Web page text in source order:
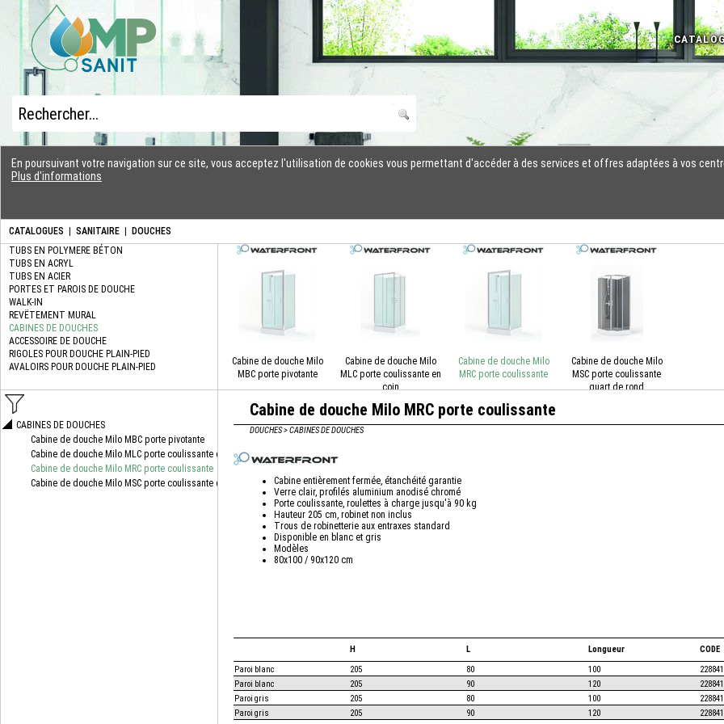
CATALOGUES SANITAIRE DOUCHES
En poursuivant votre navigation sur ce site, vous acceptez l'utilisation de cookies vous permettant d'accéder à des services et offres adaptées à vos
Plus d'informations
Cabine de douche Milo
MBC porte pivotante
Cabine de douche Milo
MLC porte coulissante en
coin
Cabine de douche Milo
MRC porte coulissante
Cabine de douche Milo
MSC porte coulissante
quart de rond